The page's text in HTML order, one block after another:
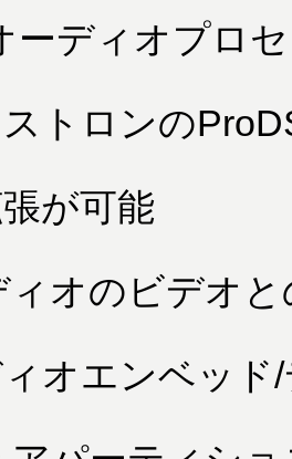
ーディオプロ
トロンの
が可能
ィオのビデオ
オエンベッド